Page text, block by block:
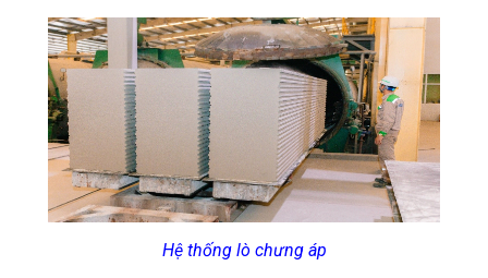
Hệ thống lò chưng áp